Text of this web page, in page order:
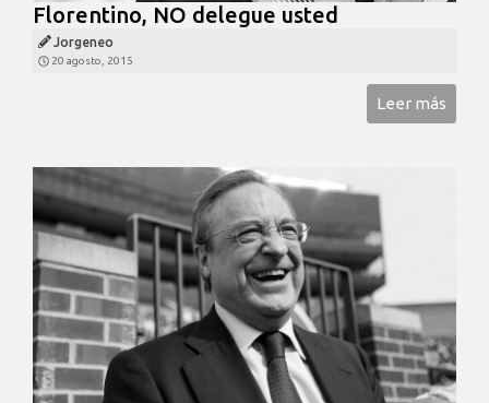
Florentino, NO delegue usted
Jorgeneo
20 agosto, 2015
Leer más